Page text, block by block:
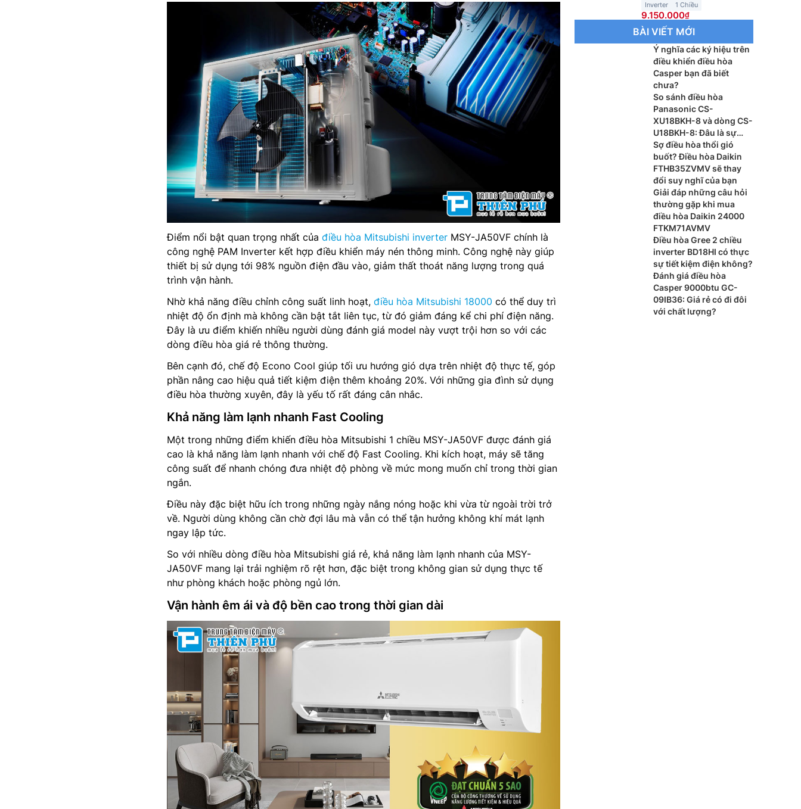
Điểm nổi bật quan trọng nhất của điều hòa Mitsubishi inverter MSY-JA50VF chính là
công nghệ PAM Inverter kết hợp điều khiển máy nén thông minh. Công nghệ này giúp
thiết bị sử dụng tới 98% nguồn điện đầu vào, giảm thất thoát năng lượng trong quá
trình vận hành.
Nhờ khả năng điều chỉnh công suất linh hoạt, điều hòa Mitsubishi 18000 có thể duy trì
nhiệt độ ổn định mà không cần bật tắt liên tục, từ đó giảm đáng kể chi phí điện năng.
Đây là ưu điểm khiến nhiều người dùng đánh giá model này vượt trội hơn so với các
dòng điều hòa giá rẻ thông thường.
Bên cạnh đó, chế độ Econo Cool giúp tối ưu hướng gió dựa trên nhiệt độ thực tế, góp
phần nâng cao hiệu quả tiết kiệm điện thêm khoảng 20%. Với những gia đình sử dụng
điều hòa thường xuyên, đây là yếu tố rất đáng cân nhắc.
Khả năng làm lạnh nhanh Fast Cooling
Một trong những điểm khiến điều hòa Mitsubishi 1 chiều MSY-JA50VF được đánh giá
cao là khả năng làm lạnh nhanh với chế độ Fast Cooling. Khi kích hoạt, máy sẽ tăng
công suất để nhanh chóng đưa nhiệt độ phòng về mức mong muốn chỉ trong thời gian
ngắn.
Điều này đặc biệt hữu ích trong những ngày nắng nóng hoặc khi vừa từ ngoài trời trở
về. Người dùng không cần chờ đợi lâu mà vẫn có thể tận hưởng không khí mát lạnh
ngay lập tức.
So với nhiều dòng điều hòa Mitsubishi giá rẻ, khả năng làm lạnh nhanh của MSY-
JA50VF mang lại trải nghiệm rõ rệt hơn, đặc biệt trong không gian sử dụng thực tế
như phòng khách hoặc phòng ngủ lớn.
Vận hành êm ái và độ bền cao trong thời gian dài
Inverter 1 Chiều
9.150.000
BÀI VIẾT MỚI
Ý nghĩa các ký hiệu trên
điều khiển điều hòa
Casper bạn đã biết
chưa?
So sánh điều hòa
Panasonic CS-
XU18BKH-8 và dòng CS-
U18BKH-8: Đâu là sự
khác biệt?
Sợ điều hòa thổi gió
buốt? Điều hòa Daikin
FTHB35ZVMV sẽ thay
đổi suy nghĩ của bạn
Giải đáp những câu hỏi
thường gặp khi mua
điều hòa Daikin 24000
FTKM71AVMV
Điều hòa Gree 2 chiều
inverter BD18HI có thực
sự tiết kiệm điện không?
Đánh giá điều hòa
Casper 9000btu GC-
09IB36: Giá rẻ có đi đôi
với chất lượng?